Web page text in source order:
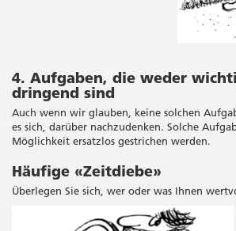
4. Aufgaben, die weder
dringend sind
Auch wenn wir glauben, keine solchen
es sich, darüber nachzudenken. Solche
Möglichkeit ersatzlos gestrichen werden.
Häufige «Zeitdiebe»
Überlegen Sie sich, wer oder was Ihnen